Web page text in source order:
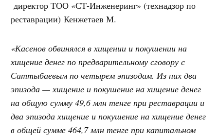
директор ТОО «СТ-Инженеринг» (технадзор по
реставрации) Кенжетаев М.
«Касенов обвинялся в хищении и покушении на
хищение денег по предварительному сговору с
Саттыбаевым по четырем эпизодам. Из них два
эпизода — хищение и покушение на хищение денег
на общую сумму 49,6 млн тенге при реставрации и
два эпизода хищение и покушение на хищение денег
в общей сумме 464,7 млн тенге при капитальном